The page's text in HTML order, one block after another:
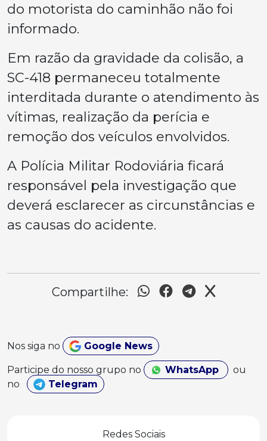
do motorista do caminhão não foi
informado.
Em razão da gravidade da colisão, a
SC-418 permaneceu totalmente
interditada durante o atendimento às
vítimas, realização da perícia e
remoção dos veículos envolvidos.
A Polícia Militar Rodoviária ficará
responsável pela investigação que
deverá esclarecer as circunstâncias e
as causas do acidente.
Compartilhe:
Nos siga no Google News
Participe do nosso grupo no WhatsApp
ou
no
Telegram
Redes Sociais